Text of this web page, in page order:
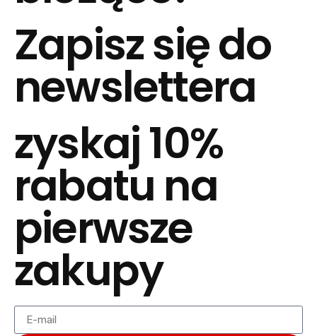
Zapisz się do
newslettera
zyskaj 10%
rabatu na
pierwsze
zakupy